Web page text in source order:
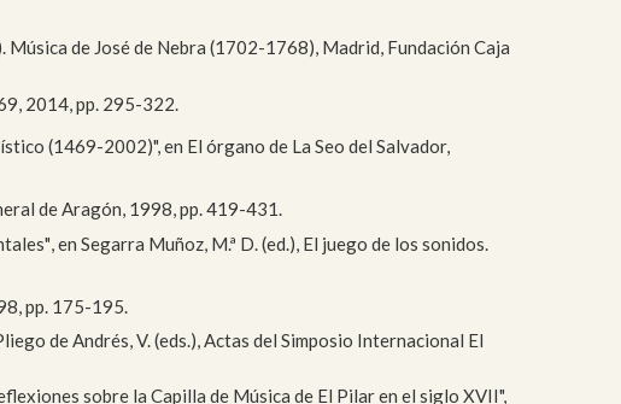
de José de Nebra (1702-1768), Madrid, Fundación Caja
2014, pp. 295-322.
(1469-2002)", en El órgano de La Seo del Salvador,
de Aragón, 1998, pp. 419-431.
en Segarra Muñoz, M.ª D. (ed.), El juego de los sonidos.
pp. 175-195.
de Andrés, V. (eds.), Actas del Simposio Internacional El
sobre la Capilla de Música de El Pilar en el siglo XVII",